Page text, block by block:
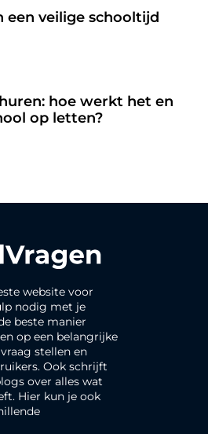
een veilige schooltijd
hoe werkt het en
op letten?
website voor
nodig met je
beste manier
op een belangrijke
stellen en
Ook schrijft
over alles wat
Hier kun je ook